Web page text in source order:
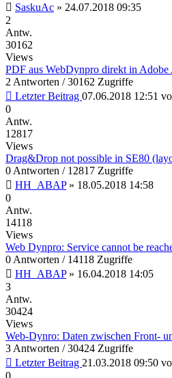
SaskuAc » 24.07.2018 09:35
2
Antw.
30162
Views
PDF aus WebDynpro direkt in
2 Antworten / 30162 Zugriffe
Letzter Beitrag 07.06.2018 12:51
0
Antw.
12817
Views
Drag&Drop not possible in SE80
0 Antworten / 12817 Zugriffe
HH_ABAP» 18.05.2018 14:58
0
Antw.
14118
Views
Web Dynpro: Service cannot be
0 Antworten / 14118 Zugriffe
HH_ABAP» 16.04.2018 14:05
3
Antw.
30424
Views
Web-Dynro: Daten zwischen Front-
3 Antworten / 30424 Zugriffe
Letzter Beitrag 21.03.2018 09:50